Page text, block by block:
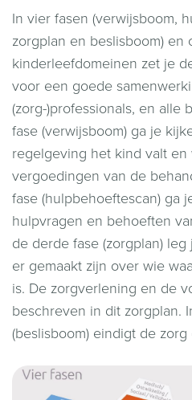
In vier fasen (verwijsboom,
zorgplan en beslisboom) en
kinderleefdomeinen zet je
voor een goede
(zorg-)professionals, en alle
fase (verwijsboom) ga je
regelgeving het kind valt
vergoedingen van de
fase (hulpbehoeftescan) ga
hulpvragen en behoeften
de derde fase (zorgplan)
er gemaakt zijn over wie
is. De zorgverlening en de
beschreven in dit zorgplan.
(beslisboom) eindigt de